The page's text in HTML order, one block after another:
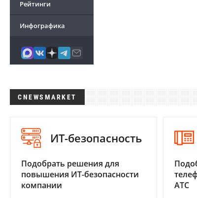
Рейтинги
Инфографика
CNEWSMARKET
ИТ-безопасность
Подобрать решения для
повышения ИТ-безопасности
компании
АТС